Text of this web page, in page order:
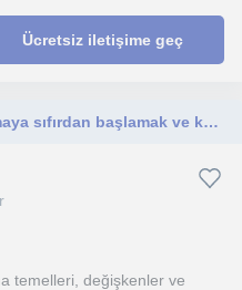
Ücretsiz iletişime geç
Merhaba, ben Hale. Programlamaya sıfırdan başlamak ve kendini geliştirmek isteyenlere özel dersler veriyorum!
temelleri, değişkenler ve